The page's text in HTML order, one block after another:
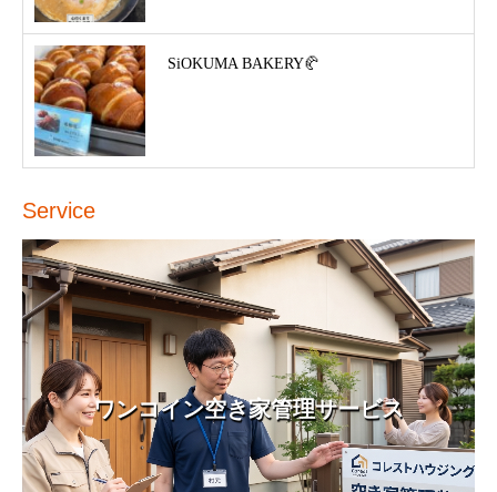
SiOKUMA BAKERY🥐
Service
ワンコイン空き家管理サービス